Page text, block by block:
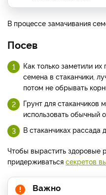
В процессе замачивания
Посев
Как только заметили
семена в стаканчики,
потом не обрывать
Грунт для
использовать обычный
В стаканчиках рассада
Чтобы вырастить здоровые
придерживаться секретов
Важно